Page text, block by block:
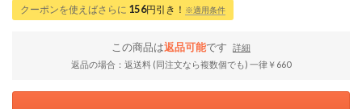
クーポンを使えばさらに 156円引き！ ※適用条件
この商品は返品可能です
詳細
返品の場合：返送料 (同注文なら複数個でも) 一律￥660